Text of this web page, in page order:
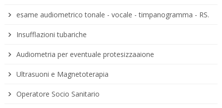
esame audiometrico tonale - vocale - timpanogramma - RS.
Insufflazioni tubariche
Audiometria per eventuale protesizzaaione
Ultrasuoni e Magnetoterapia
Operatore Socio Sanitario